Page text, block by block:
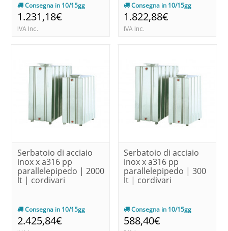
Consegna in 10/15gg
1.231,18€
IVA Inc.
Consegna in 10/15gg
1.822,88€
IVA Inc.
Serbatoio di acciaio
inox x a316 pp
parallelepipedo | 2000
lt | cordivari
Consegna in 10/15gg
2.425,84€
Serbatoio di acciaio
inox x a316 pp
parallelepipedo | 300
lt | cordivari
Consegna in 10/15gg
588,40€